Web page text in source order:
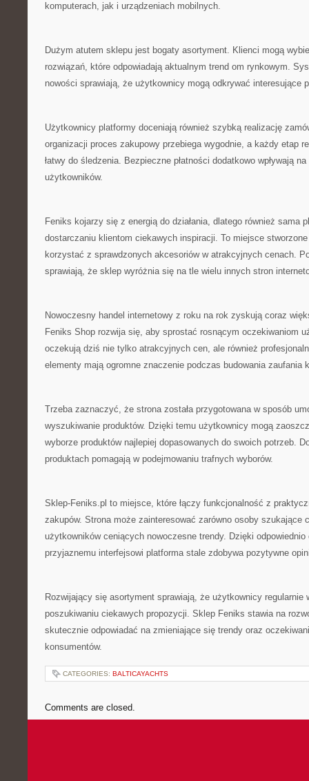
komputerach, jak i urządzeniach mobilnych.
Dużym atutem sklepu jest bogaty asortyment. Klienci mogą
rozwiązań, które odpowiadają aktualnym trend om rynkowym.
nowości sprawiają, że użytkownicy mogą odkrywać interesujące
Użytkownicy platformy doceniają również szybką realizację
organizacji proces zakupowy przebiega wygodnie, a każdy etap
łatwy do śledzenia. Bezpieczne płatności dodatkowo wpływają
użytkowników.
Feniks kojarzy się z energią do działania, dlatego również sama
dostarczaniu klientom ciekawych inspiracji. To miejsce
korzystać z sprawdzonych akcesoriów w atrakcyjnych cenach.
sprawiają, że sklep wyróżnia się na tle wielu innych stron
Nowoczesny handel internetowy z roku na rok zyskują coraz
Feniks Shop rozwija się, aby sprostać rosnącym oczekiwaniom
oczekują dziś nie tylko atrakcyjnych cen, ale również
elementy mają ogromne znaczenie podczas budowania zaufania
Trzeba zaznaczyć, że strona została przygotowana w sposób
wyszukiwanie produktów. Dzięki temu użytkownicy mogą
wyborze produktów najlepiej dopasowanych do swoich potrzeb.
produktach pomagają w podejmowaniu trafnych wyborów.
Sklep-Feniks.pl to miejsce, które łączy funkcjonalność z
zakupów. Strona może zainteresować zarówno osoby szukające
użytkowników ceniących nowoczesne trendy. Dzięki odpowiednio
przyjaznemu interfejsowi platforma stale zdobywa pozytywne
Rozwijający się asortyment sprawiają, że użytkownicy regularnie
poszukiwaniu ciekawych propozycji. Sklep Feniks stawia na
skutecznie odpowiadać na zmieniające się trendy oraz
konsumentów.
CATEGORIES: BALTICAYACHTS
Comments are closed.